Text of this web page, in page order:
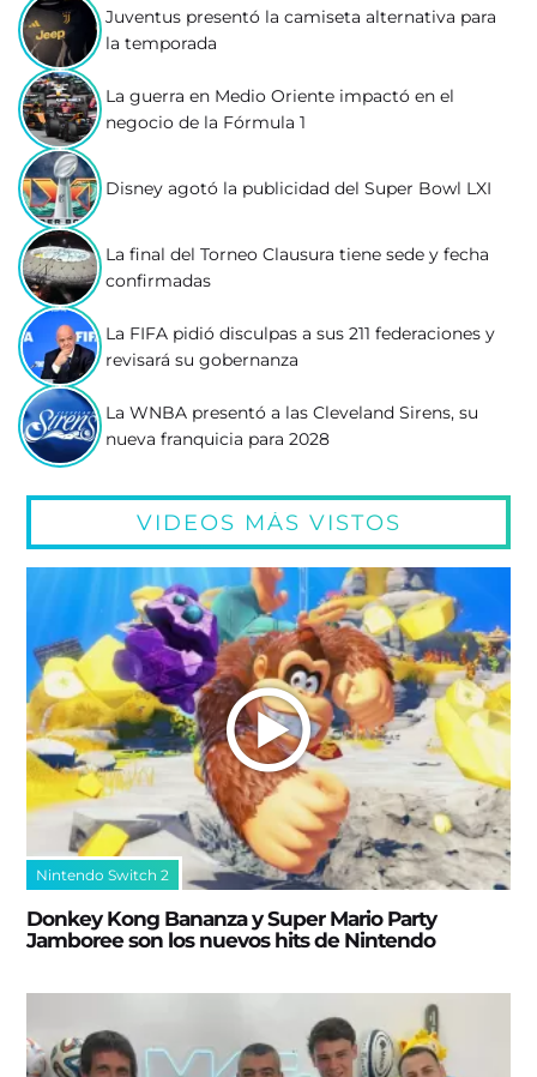
Juventus presentó la camiseta alternativa para
la temporada
La guerra en Medio Oriente impactó en el
negocio de la Fórmula 1
Disney agotó la publicidad del Super Bowl LXI
La final del Torneo Clausura tiene sede y fecha
confirmadas
La FIFA pidió disculpas a sus 211 federaciones y
revisará su gobernanza
La WNBA presentó a las Cleveland Sirens, su
nueva franquicia para 2028
VIDEOS MÁS VISTOS
Nintendo Switch 2
Donkey Kong Bananza y Super Mario Party
Jamboree son los nuevos hits de Nintendo